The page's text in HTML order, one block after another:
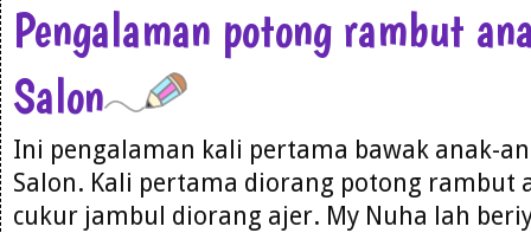
Pengalaman potong rambut
Salon
Ini pengalaman kali pertama bawak anak-
Salon. Kali pertama diorang potong rambut
cukur jambul diorang ajer. My Nuha lah